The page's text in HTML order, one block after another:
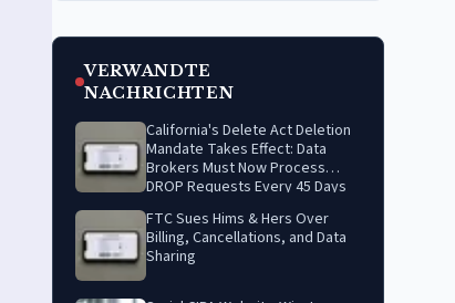
VERWANDTE
NACHRICHTEN
California's Delete Act Deletion
Mandate Takes Effect: Data
Brokers Must Now Process
DROP Requests Every 45 Days
FTC Sues Hims & Hers Over
Billing, Cancellations, and Data
Sharing